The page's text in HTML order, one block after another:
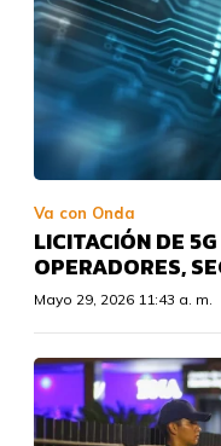
Va con Onda
LICITACIÓN DE
OPERADORES,
Mayo 29, 2026 11:43 a. m.